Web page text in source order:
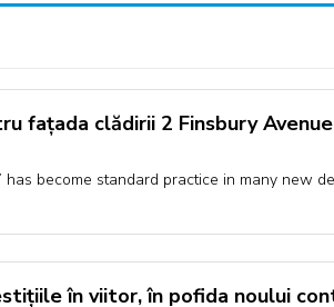
fațada clădirii 2 Finsbury
become standard practice in many new
în viitor, în pofida noului